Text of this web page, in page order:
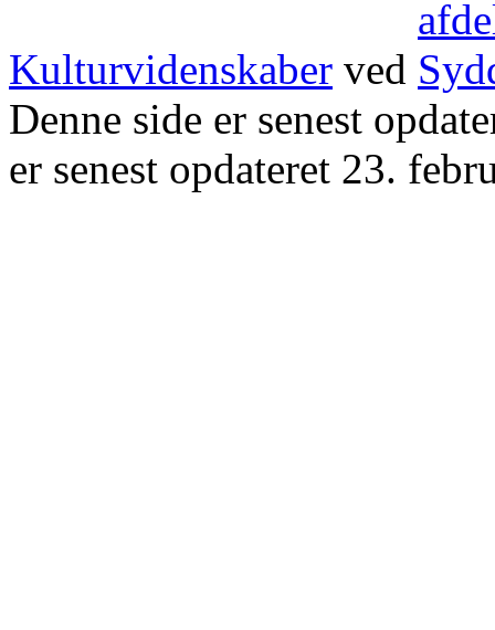
Kulturvidenskaber ved
Denne side er senest
er senest opdateret 23.